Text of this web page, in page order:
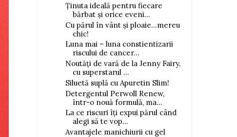
Ținuta ideală pentru fiecare
bărbat și orice eveni...
Cu părul în vânt și ploaie...mereu
chic!
Luna mai – luna constientizarii
riscului de cancer...
Noutăți de vară de la Jenny Fairy,
cu superstarul ...
Siluetă suplă cu Apuretin Slim!
Detergentul Perwoll Renew,
într-o nouă formulă, ma...
La ce riscuri îți expui părul când
alegi să te vop...
Avantajele manichiurii cu gel